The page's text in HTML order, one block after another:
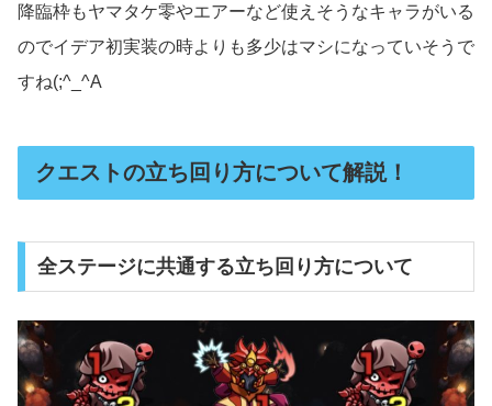
降臨枠もヤマタケ零やエアーなど使えそうなキャラがいる
のでイデア初実装の時よりも多少はマシになっていそうで
すね(;^_^A
クエストの立ち回り方について解説！
全ステージに共通する立ち回り方について